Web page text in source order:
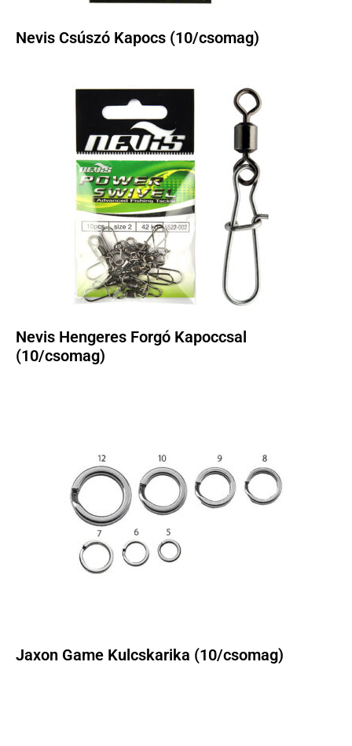
Nevis Csúszó Kapocs (10/csomag)
Nevis Hengeres Forgó Kapoccsal
(10/csomag)
Jaxon Game Kulcskarika (10/csomag)